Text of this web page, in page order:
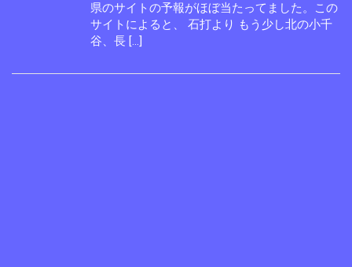
県のサイトの予報がほぼ当たってました。この
サイトによると、 石打より もう少し北の小千
谷、長 […]